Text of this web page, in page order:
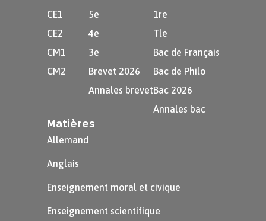
CE1
CE2
CM1
CM2
5e
4e
3e
Brevet 2026
Annales brevet
1re
Tle
Bac de Français
Bac de Philo
Bac 2026
Annales bac
Matières
Allemand
Anglais
Enseignement moral et civique
Enseignement scientifique